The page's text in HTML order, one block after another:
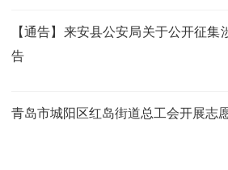
【通告】来安县公安局关于公开征集
告
青岛市城阳区红岛街道总工会开展志